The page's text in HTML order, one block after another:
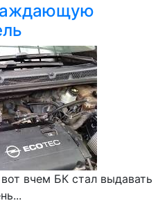
вчем БК стал выдавать